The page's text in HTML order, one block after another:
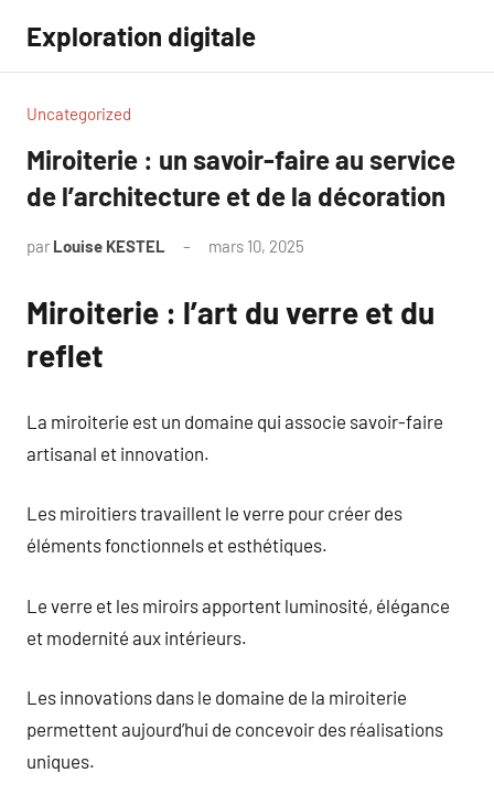
contenu
Exploration digitale
Uncategorized
Miroiterie : un savoir-faire au service
de l’architecture et de la décoration
par Louise KESTEL mars 10, 2025
Miroiterie : l’art du verre et du
reflet
La miroiterie est un domaine qui associe savoir-faire
artisanal et innovation.
Les miroitiers travaillent le verre pour créer des
éléments fonctionnels et esthétiques.
Le verre et les miroirs apportent luminosité, élégance
et modernité aux intérieurs.
Les innovations dans le domaine de la miroiterie
permettent aujourd’hui de concevoir des réalisations
uniques.